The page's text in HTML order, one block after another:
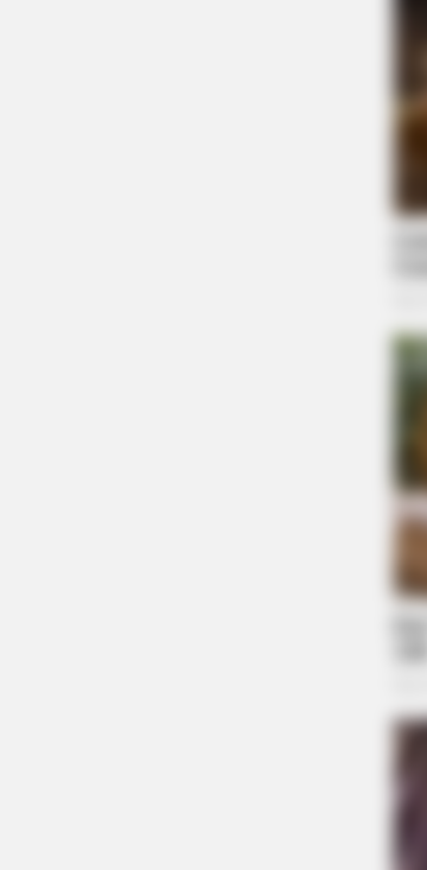
These Wedding Dance
See How The Blue
The World Cup 2026